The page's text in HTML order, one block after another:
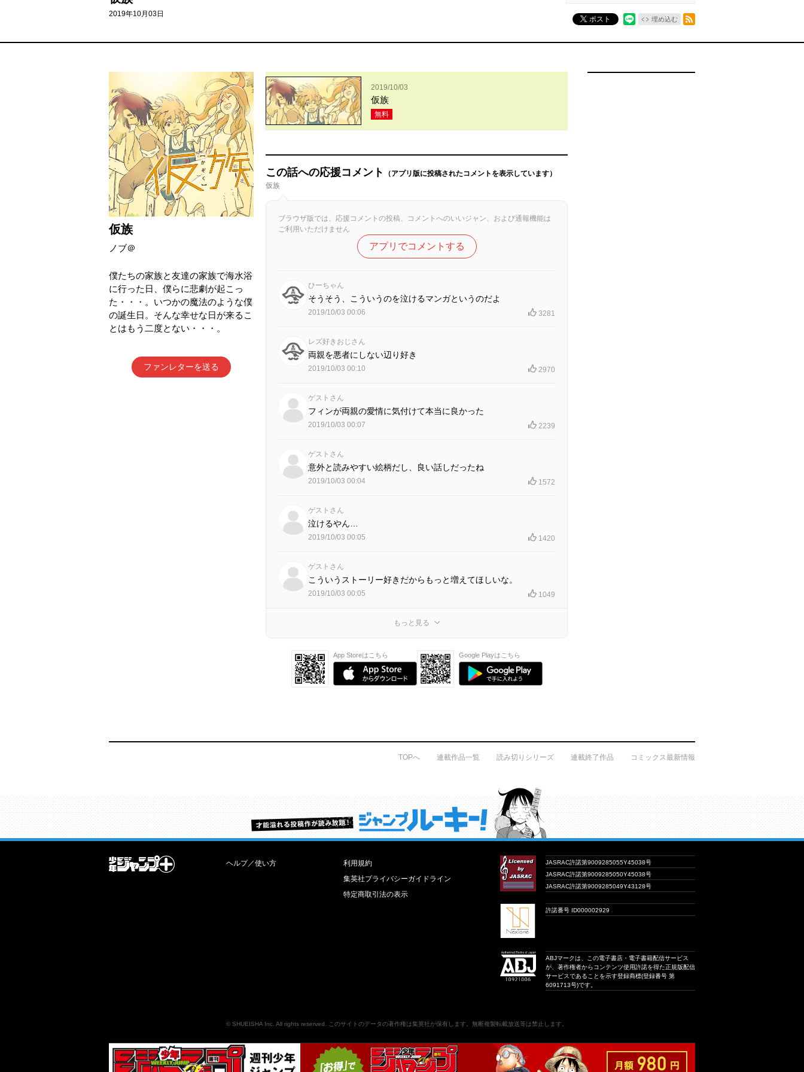
2019年10月03日
ポスト 埋め込む
仮族
ノブ＠
僕たちの家族と友達の家族で海水浴
に行った日、僕らに悲劇が起こっ
た・・・。いつかの魔法のような僕
の誕生日。そんな幸せな日が来るこ
とはもう二度とない・・・。
ファンレターを送る
2019/10/03
仮族
無料
この話への応援コメント
（アプリ版に投稿されたコメントを表示しています）
仮族
ブラウザ版では、応援コメントの投稿、コメントへのいいジャン、および通報機能は
ご利用いただけません
アプリでコメントする
ひーちゃん
そうそう、こういうのを泣けるマンガというのだよ
2019/10/03 00:06 3281
レズ好きおじさん
両親を悪者にしない辺り好き
2019/10/03 00:10 2970
ゲストさん
フィンが両親の愛情に気付けて本当に良かった
2019/10/03 00:07 2239
ゲストさん
意外と読みやすい絵柄だし、良い話しだったね
2019/10/03 00:04 1572
ゲストさん
泣けるやん…
2019/10/03 00:05 1420
ゲストさん
こういうストーリー好きだからもっと増えてほしいな。
2019/10/03 00:05 1049
もっと見る
App Storeはこちら Google Playはこちら
TOPへ 連載作品一覧 読み切りシリーズ 連載終了作品 コミックス最新情報
才能溢れる投稿作が読み放題！ ジャンプルーキー！
ヘルプ／使い方
利用規約
集英社プライバシーガイドライン
特定商取引法の表示
JASRAC許諾第9009285055Y45038号
JASRAC許諾第9009285050Y45038号
JASRAC許諾第9009285049Y43128号
許諾番号 ID000002929
ABJマークは、この電子書店・電子書籍配信サービス
が、著作権者からコンテンツ使用許諾を得た正規版配信
サービスであることを示す登録商標(登録番号 第
6091713号)です。
© SHUEISHA Inc . All rights reserved. このサイトのデータの著作権は集英社が保有します。無断複製転載放送等は禁止します。